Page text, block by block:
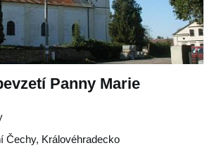
Panny Marie
Čechy, Královéhradecko